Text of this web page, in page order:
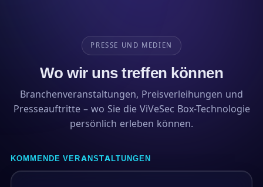
PRESSE UND MEDIEN
Wo wir uns treffen können
Branchenveranstaltungen, Preisverleihungen und
Presseauftritte – wo Sie die ViVeSec Box-Technologie
persönlich erleben können.
KOMMENDE VERANSTALTUNGEN